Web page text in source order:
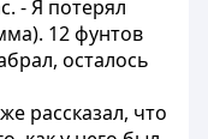
- Я потерял
12 фунтов
осталось
рассказал, что